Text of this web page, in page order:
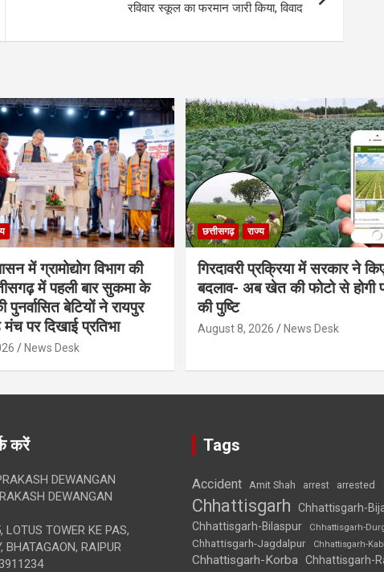
रविवार स्कूल का फरमान जारी किया, विवाद
में ग्रामोद्योग विभाग की
में पहली बार सुकमा के
पुनर्वासित बेटियों ने रायपुर
पर दिखाई प्रतिभा
News Desk
छत्तीसगढ़ राज्य
गिरदावरी प्रक्रिया में सरकार ने
बदलाव- अब खेत की फोटो से
की पुष्टि
August 8, 2026 News Desk
करें
DEWANGAN
DEWANGAN
LOTUS TOWER KE PAS,
BHATAGAON, RAIPUR
Tags
Accident Amit Shah arrest arrested
Chhattisgarh
Chhattisgarh-
Chhattisgarh-Bilaspur
Chhattisgarh-
Chhattisgarh-Jagdalpur Chhattisgarh-
Chhattisgarh-Korba Chhattisgarh-